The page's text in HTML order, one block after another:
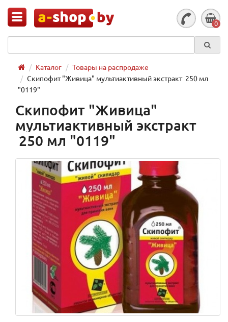
0
Каталог
Товары на распродаже
Скипофит "Живица" мультиактивный экстракт 250 мл
"0119"
Скипофит "Живица"
мультиактивный экстракт
250 мл "0119"